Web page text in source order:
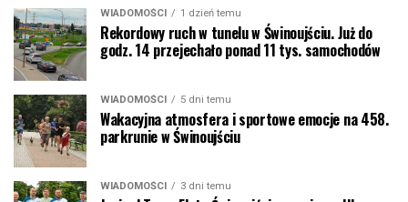
WIADOMOŚCI 1 dzień temu
Rekordowy ruch w tunelu w Świnoujściu. Już do
godz. 14 przejechało ponad 11 tys. samochodów
WIADOMOŚCI 5 dni temu
Wakacyjna atmosfera i sportowe emocje na 458.
parkrunie w Świnoujściu
WIADOMOŚCI 3 dni temu